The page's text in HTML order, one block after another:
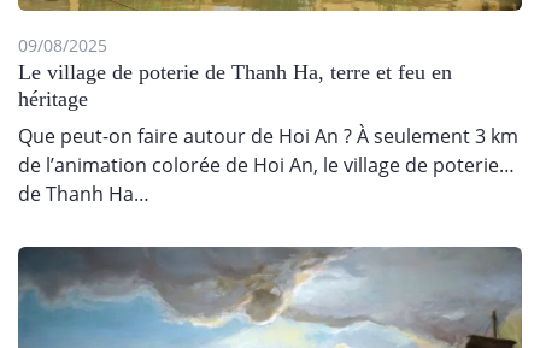
09/08/2025
Le village de poterie de Thanh Ha, terre et feu en
héritage
Que peut-on faire autour de Hoi An ? À seulement 3 km
de l’animation colorée de Hoi An, le village de poterie
de Thanh Ha…